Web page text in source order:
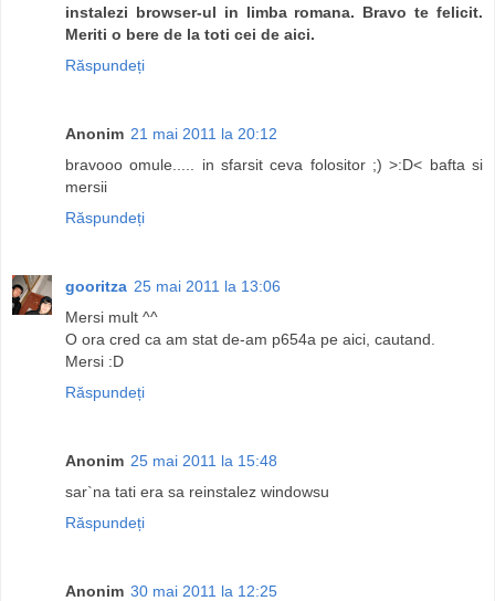
instalezi browser-ul in limba romana. Bravo te felicit.
Meriti o bere de la toti cei de aici.
Răspundeți
Anonim 21 mai 2011 la 20:12
bravooo omule..... in sfarsit ceva folositor ;) >:D< bafta si
mersii
Răspundeți
gooritza 25 mai 2011 la 13:06
Mersi mult ^^
O ora cred ca am stat de-am p654a pe aici, cautand.
Mersi :D
Răspundeți
Anonim 25 mai 2011 la 15:48
sar`na tati era sa reinstalez windowsu
Răspundeți
Anonim 30 mai 2011 la 12:25